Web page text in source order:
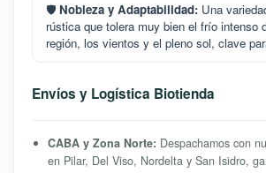
🛡️ Nobleza y Adaptabilidad: Una
rústica que tolera muy bien el frío intenso
región, los vientos y el pleno sol, clave
Envíos y Logística Biotienda
CABA y Zona Norte: Despachamos con
en Pilar, Del Viso, Nordelta y San Isidro,